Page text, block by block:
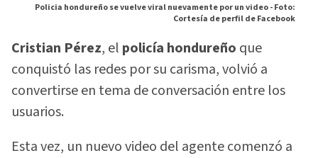
Policia hondureño se vuelve viral nuevamente por un video -Foto:
Cortesía de perfil de Facebook
Cristian Pérez, el policía hondureño que
conquistó las redes por su carisma, volvió a
convertirse en tema de conversación entre los
usuarios.
Esta vez, un nuevo video del agente comenzó a